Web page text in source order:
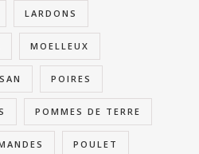
LARDONS
MOELLEUX
POIRES
POMMES DE TERRE
POULET